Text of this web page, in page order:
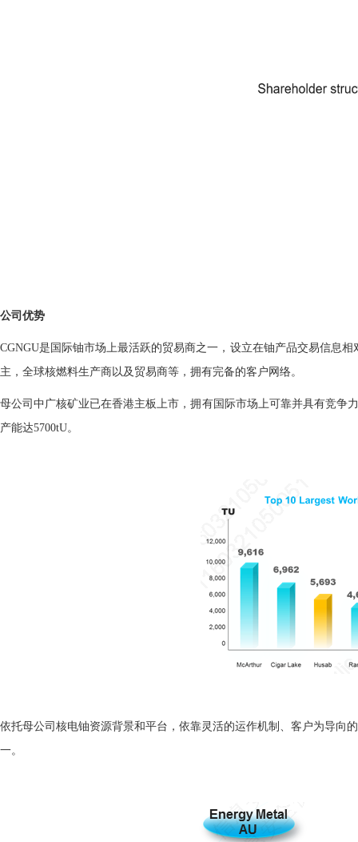
公司优势
CGNGU是国际铀市场上最活跃的贸易商之一，设立在铀产品交易信息
主，全球核燃料生产商以及贸易商等，拥有完备的客户网络。
母公司中广核矿业已在香港主板上市，拥有国际市场上可靠并具有竞争
产能达5700tU。
依托母公司核电铀资源背景和平台，依靠灵活的运作机制、客户为导向
一。